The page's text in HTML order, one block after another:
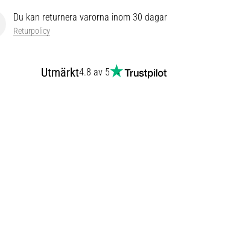
Du kan returnera varorna inom 30 dagar
Returpolicy
Utmärkt4.8 av 5